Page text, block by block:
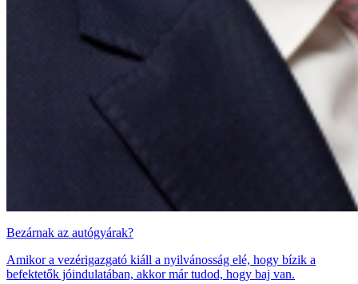
Bezárnak az autógyárak?
Amikor a vezérigazgató kiáll a nyilvánosság elé, hogy bízik a
befektetők jóindulatában, akkor már tudod, hogy baj van.